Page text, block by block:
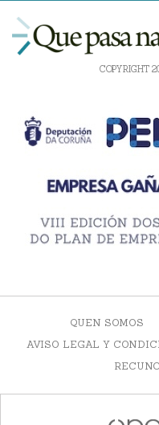
COPYRIGHT
QUEN SOMOS
AVISO LEGAL Y